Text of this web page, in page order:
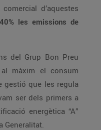
d’aquestes
les emissions de
del Grup Bon Preu
màxim el consum
gestió que les regula
ser dels primers a
energètica “A”
Generalitat.